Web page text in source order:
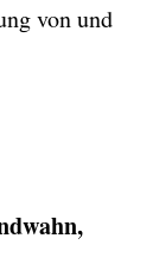
von und